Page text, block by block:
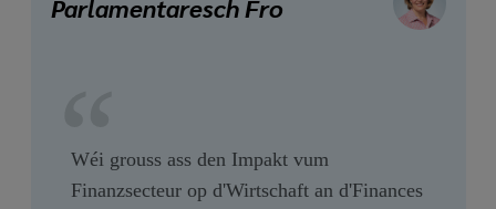
Parlamentaresch Fro
Wéi grouss ass den Impakt vum
Finanzsecteur op d'Wirtschaft an d'Finances